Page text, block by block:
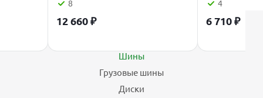
8
12 660₽
4
6 710₽
Шины
Грузовые шины
Диски